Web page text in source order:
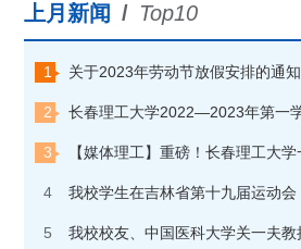
上月新闻 / Top10
1 关于2023年劳动节放假安排的通知
2
3
4
5 我校校友、中国医科大学关一夫